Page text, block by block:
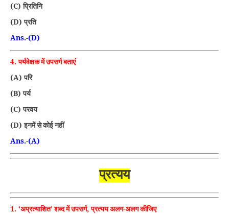
(C)प्रितिनि
(D)प्रति
Ans.-(D)
4.पर्यवेक्षक में उपसर्ग बताएं
(A)परि
(B)पर्य
(C)परवय
(D)इनमें से कोई नहीं
Ans.-(A)
प्रत्यय
1. ‘अप्रत्याशित’ शब्द में उपसर्ग,प्रत्यय अलग-अलग कीजिए